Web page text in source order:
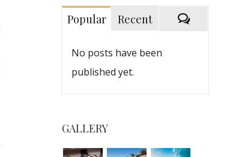
Popular Recent
No posts have been
published yet.
GALLERY